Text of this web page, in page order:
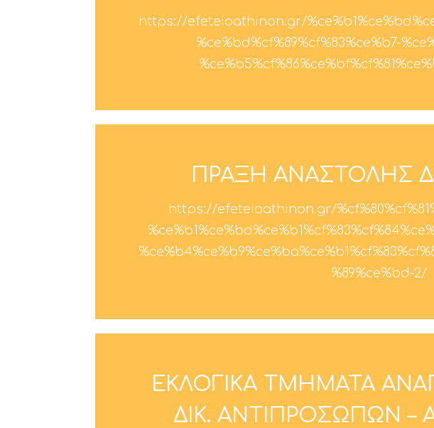
https://efeteioathinon.gr/
%ce%bd%cf%89%cf%83%ce%b7-
ΠΡΑΞΗ ΑΝΑΣΤΟΛΗΣ
https://efeteioathinon.gr/
%89%ce%bd-2/
ΕΚΛΟΓΙΚΑ ΤΜΗΜΑΤΑ
ΔΙΚ. ΑΝΤΙΠΡΟΣΩΠΩΝ –